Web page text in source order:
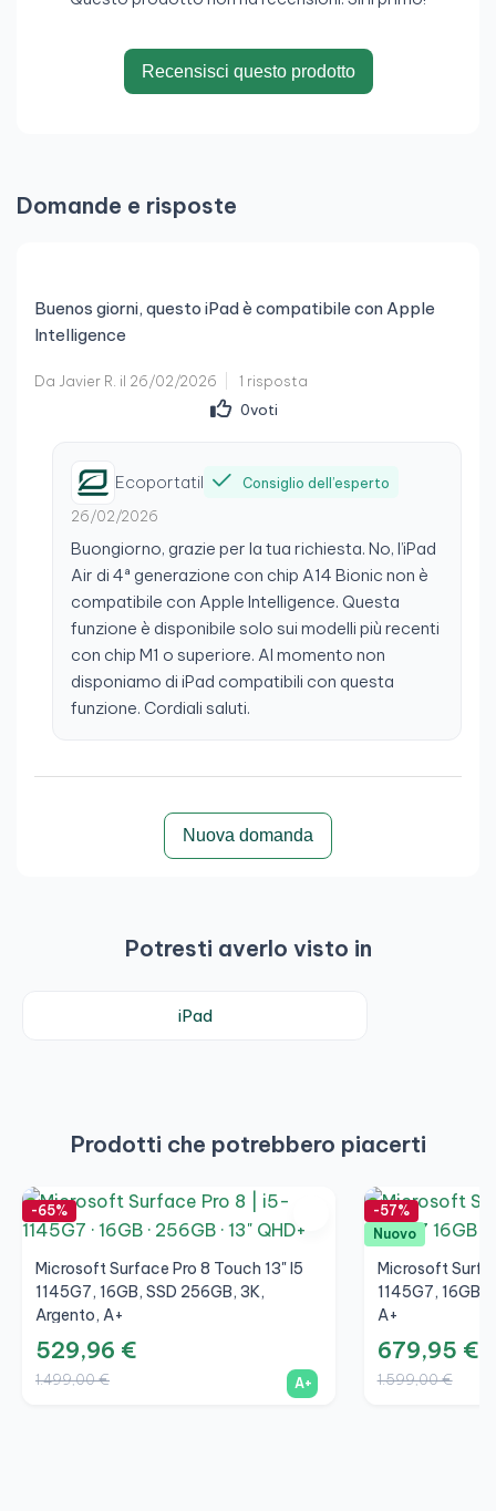
Recensisci questo prodotto
Domande e risposte
Buenos giorni, questo iPad è compatibile con Apple
Intelligence
Da Javier R. il 26/02/2026
1 risposta
0voti
Ecoportatil Consiglio dell’esperto
26/02/2026
Buongiorno, grazie per la tua richiesta. No, l’iPad
Air di 4ª generazione con chip A14 Bionic non è
compatibile con Apple Intelligence. Questa
funzione è disponibile solo sui modelli più recenti
con chip M1 o superiore. Al momento non
disponiamo di iPad compatibili con questa
funzione. Cordiali saluti.
Nuova domanda
Potresti averlo visto in
iPad
Prodotti che potrebbero piacerti
-65%
Microsoft Surface Pro 8 Touch 13" I5
1145G7, 16GB, SSD 256GB, 3K,
Argento, A+
529,96 €
1.499,00 € A+
-57%
Nuovo
Microsoft
1145G7, 16GB,
A+
679,95 €
1.599,00 €